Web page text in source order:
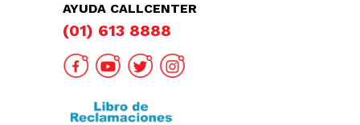
AYUDA CALLCENTER
(01) 613 8888